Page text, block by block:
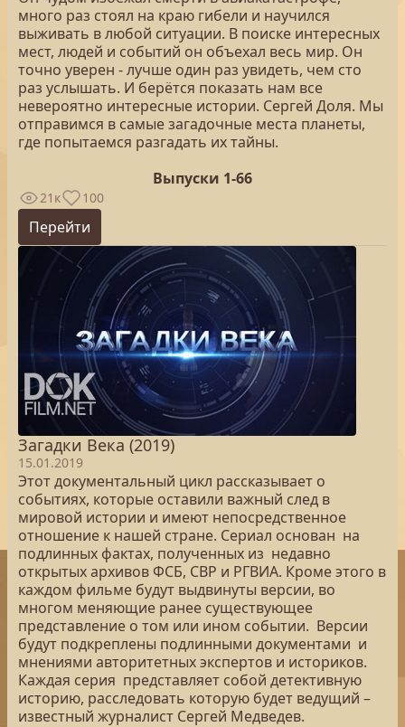
много раз стоял на краю гибели и научился
выживать в любой ситуации. В поиске интересных
мест, людей и событий он объехал весь мир. Он
точно уверен - лучше один раз увидеть, чем сто
раз услышать. И берётся показать нам все
невероятно интересные истории. Сергей Доля. Мы
отправимся в самые загадочные места планеты,
где попытаемся разгадать их тайны.
Выпуски 1-66
21к 100
Перейти
Загадки Века (2019)
15.01.2019
Этот документальный цикл рассказывает о
событиях, которые оставили важный след в
мировой истории и имеют непосредственное
отношение к нашей стране. Сериал основан на
подлинных фактах, полученных из недавно
открытых архивов ФСБ, СВР и РГВИА. Кроме этого в
каждом фильме будут выдвинуты версии, во
многом меняющие ранее существующее
представление о том или ином событии. Версии
будут подкреплены подлинными документами и
мнениями авторитетных экспертов и историков.
Каждая серия представляет собой детективную
историю, расследовать которую будет ведущий –
известный журналист Сергей Медведев.